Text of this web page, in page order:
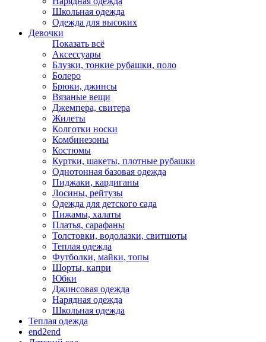
Школьная одежда
Одежда для высоких
Девочки
Показать всё
Аксессуары
Блузки, тонкие рубашки, поло
Болеро
Брюки, джинсы
Вязаные вещи
Джемпера, свитера
Жилеты
Колготки носки
Комбинезоны
Костюмы
Куртки, шакеты, плотные рубашки
Однотонная базовая одежда
Пиджаки, кардиганы
Лосины, рейтузы
Одежда для детского сада
Пижамы, халаты
Платья, сарафаны
Толстовки, водолазки, свитшоты
Теплая одежда
Футболки, майки, топы
Шорты, капри
Юбки
Джинсовая одежда
Нарядная одежда
Школьная одежда
Теплая одежда
end2end